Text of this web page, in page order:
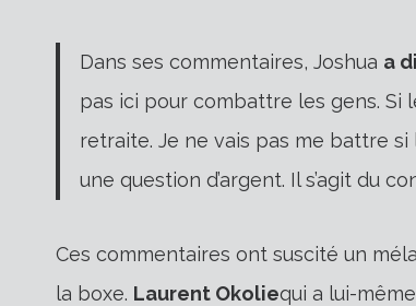
Dans ses commentaires, Joshua a
pas ici pour combattre les gens. Si
retraite. Je ne vais pas me battre si
une question d’argent. Il s’agit du
Ces commentaires ont suscité un
la boxe. Laurent Okoliequi a lui-